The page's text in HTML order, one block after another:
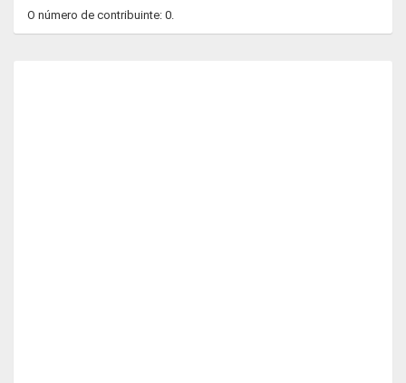
O número de contribuinte: 0.